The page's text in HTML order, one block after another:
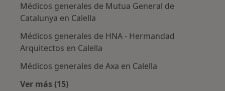
Médicos generales de Mutua General de
Catalunya en Calella
Médicos generales de HNA - Hermandad
Arquitectos en Calella
Médicos generales de Axa en Calella
Ver más (15)